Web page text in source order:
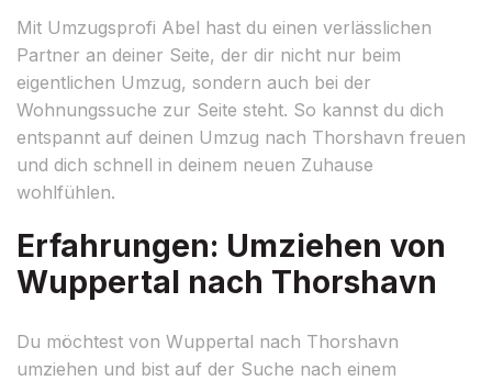
Mit Umzugsprofi Abel hast du einen verlässlichen
Partner an deiner Seite, der dir nicht nur beim
eigentlichen Umzug, sondern auch bei der
Wohnungssuche zur Seite steht. So kannst du dich
entspannt auf deinen Umzug nach Thorshavn freuen
und dich schnell in deinem neuen Zuhause
wohlfühlen.
Erfahrungen: Umziehen von
Wuppertal nach Thorshavn
Du möchtest von Wuppertal nach Thorshavn
umziehen und bist auf der Suche nach einem